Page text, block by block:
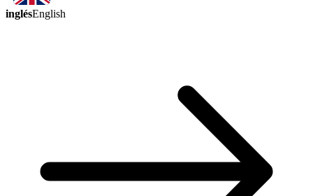
inglésEnglish